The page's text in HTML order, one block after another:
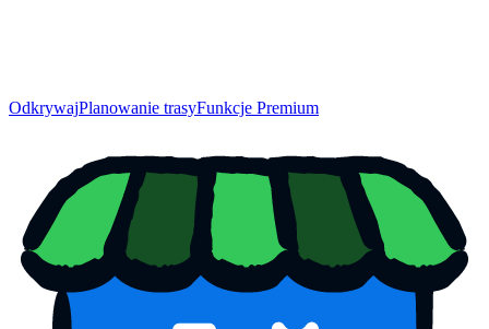
OdkrywajPlanowanie trasyFunkcje Premium